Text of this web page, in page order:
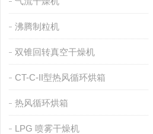
沸腾制粒机
双锥回转真空干燥机
CT-C-II型热风循环烘箱
热风循环烘箱
LPG 喷雾干燥机